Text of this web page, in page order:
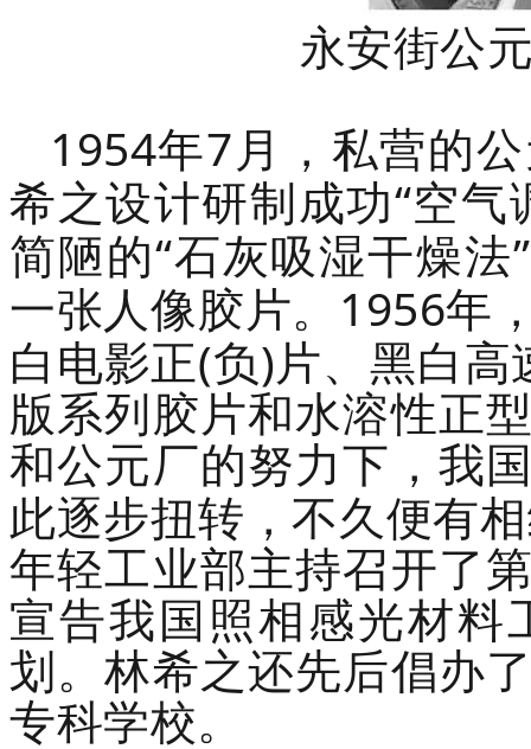
永安街公
1954年7 月，私营的
希之设计研制成功“空气
简陋的“石灰吸湿干燥法”
一张人像胶片。 1956年
白电影正(负)片、黑白高
版系列胶片和水溶性正
和公元厂的努力下，我
此逐步扭转，不久便有
年轻工业部主持召开了
宣告我国照相感光材料
划。林希之还先后倡办
专科学校。